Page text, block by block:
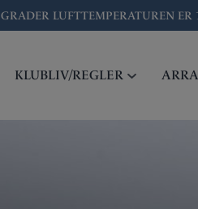
GRADER LUFTTEMPERATUREN ER
KLUBLIV/REGLER